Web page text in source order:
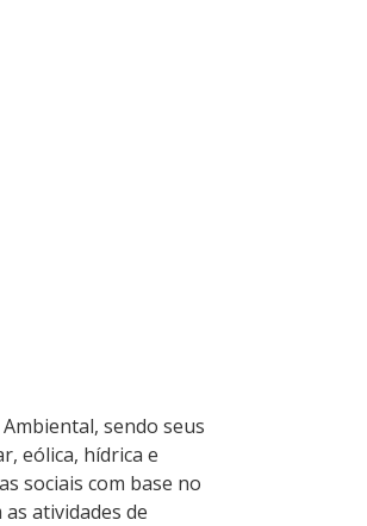
sendo seus
eólica, hídrica e
sociais com base no
atividades de